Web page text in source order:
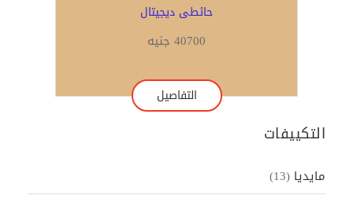
حائطى ديجيتال
40700 جنيه
التفاصيل
التكييفات
مايديا (13)